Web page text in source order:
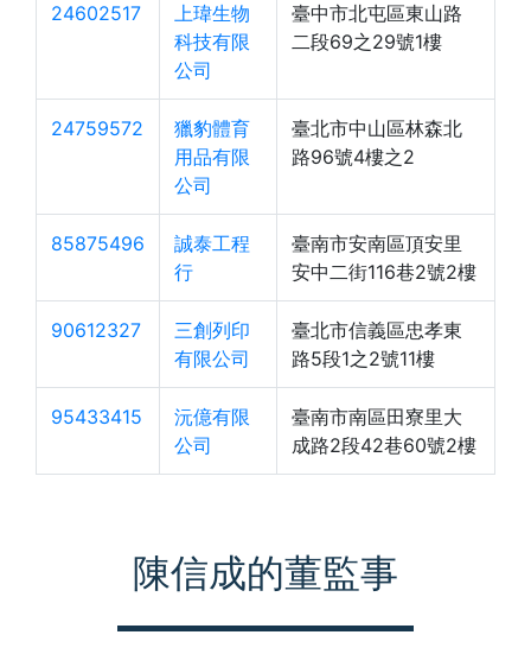
24602517
上瑋生物
科技有限
公司
臺中市北屯區東山路
二段69之29號1樓
24759572
獵豹體育
用品有限
公司
臺北市中山區林森北
路96號4樓之2
85875496
誠泰工程
行
臺南市安南區頂安里
安中二街116巷2號2樓
90612327
三創列印
有限公司
臺北市信義區忠孝東
路5段1之2號11樓
95433415
沅億有限
公司
臺南市南區田寮里大
成路2段42巷60號2樓
陳信成的董監事